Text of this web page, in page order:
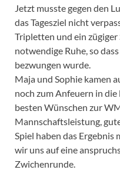
Jetzt musste gegen den
das Tagesziel nicht
Tripletten und ein
notwendige Ruhe, so
bezwungen wurde.
Maja und Sophie kamen
noch zum Anfeuern in
besten Wünschen zur
Mannschaftsleistung,
Spiel haben das Ergebnis
wir uns auf eine
Zwichenrunde.